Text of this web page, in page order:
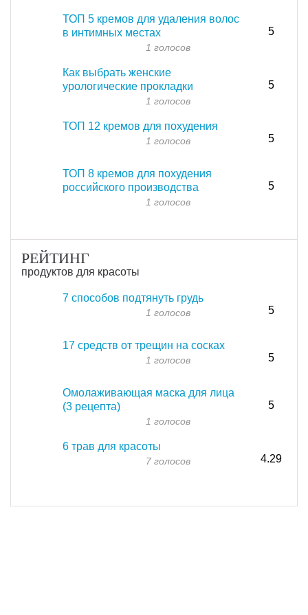
ТОП 5 кремов для удаления волос
в интимных местах
1 голосов
5
Как выбрать женские
урологические прокладки
1 голосов
5
ТОП 12 кремов для похудения
1 голосов 5
ТОП 8 кремов для похудения
российского производства
1 голосов
5
РЕЙТИНГ
продуктов для красоты
7 способов подтянуть грудь
1 голосов 5
17 средств от трещин на сосках
1 голосов 5
Омолаживающая маска для лица
(3 рецепта)
1 голосов
5
6 трав для красоты
7 голосов 4.29